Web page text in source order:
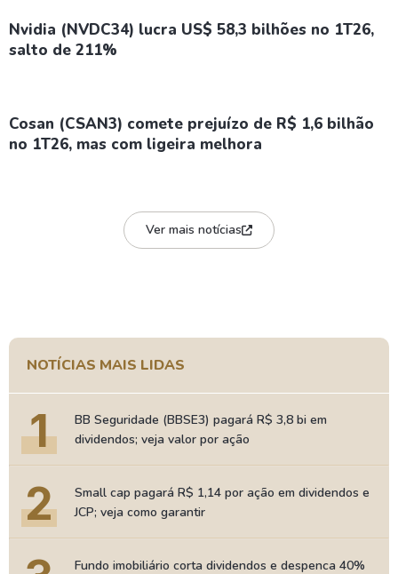
Nvidia (NVDC34) lucra US$ 58,3 bilhões no 1T26,
salto de 211%
Cosan (CSAN3) comete prejuízo de R$ 1,6 bilhão
no 1T26, mas com ligeira melhora
Ver mais notícias
NOTÍCIAS MAIS LIDAS
1
BB Seguridade (BBSE3) pagará R$ 3,8 bi em
dividendos; veja valor por ação
2
Small cap pagará R$ 1,14 por ação em dividendos e
JCP; veja como garantir
Fundo imobiliário corta dividendos e despenca 40%